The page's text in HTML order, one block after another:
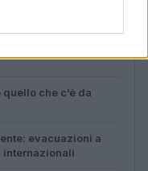
che c’è da
evacuazioni a
internazionali